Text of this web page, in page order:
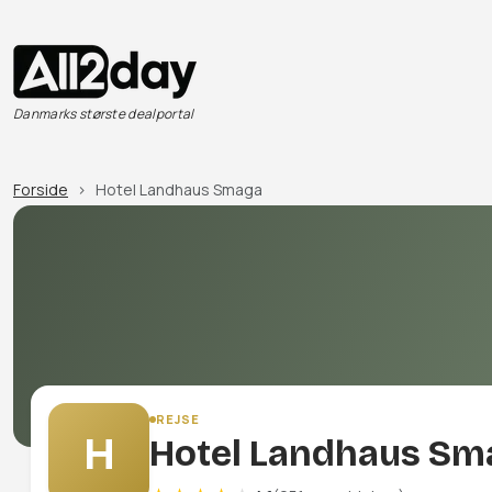
Danmarks største dealportal
Forside Hotel Landhaus Smaga
H
REJSE
Hotel Landhaus